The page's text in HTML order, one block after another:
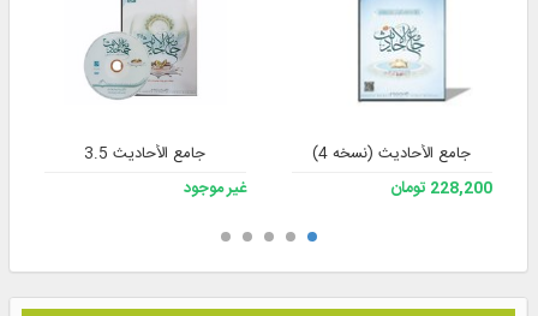
جامع الأحادیث (نسخه 4)
228,200 تومان
جامع الأحاديث 3.5
غير موجود